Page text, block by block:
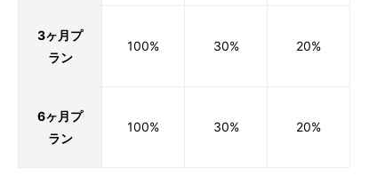
3ヶ月プ
ラン
100% 30% 20%
6ヶ月プ
ラン
100% 30% 20%